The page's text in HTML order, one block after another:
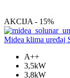
AKCIJA - 15%
Midea klima uređaj
A++
3,5kW
3,8kW